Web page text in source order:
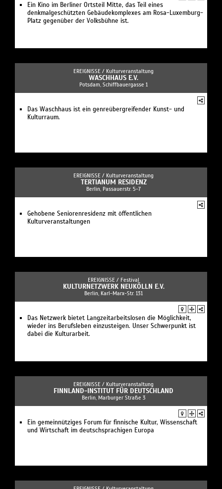
Ein Kino im Berliner Ortsteil Mitte, das Teil eines
denkmalgeschützten Gebäudekomplexes am Rosa-Luxemburg-
Platz gegenüber der Volksbühne ist.
EREIGNISSE / Kulturveranstaltung
WASCHHAUS E.V.
Potsdam, Schiffbauergasse 1
Das Waschhaus ist ein genreübergreifender Kunst- und
Kulturraum.
EREIGNISSE / Kulturveranstaltung
TERTIANUM RESIDENZ
Berlin, Passauerstr. 5-7
Gehobene Seniorenresidenz mit öffentlichen
Kulturveranstaltungen
EREIGNISSE / Festival
KULTURNETZWERK NEUKÖLLN E.V.
Berlin, Karl-Marx-Str. 131
Das Netzwerk bietet Langzeitarbeitslosen die Möglichkeit,
wieder ins Berufsleben einzusteigen. Unser Schwerpunkt ist
dabei die Kulturarbeit.
EREIGNISSE / Kulturveranstaltung
FINNLAND-INSTITUT FÜR DEUTSCHLAND
Berlin, Marburger Straße 3
Ein gemeinnütziges Forum für finnische Kultur, Wissenschaft
und Wirtschaft im deutschsprachigen Europa